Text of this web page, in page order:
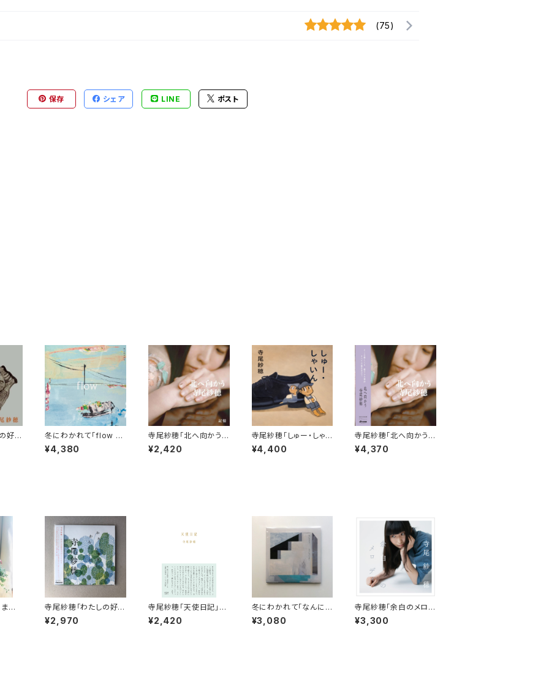
(75)
保存 シェア LINE ポスト
好き
冬にわかれて「flow 」
(レコード）初回生産限
定盤【LP】※完売御礼
¥4,380
寺尾紗穂「北へ向かう」
7inch【EP】
¥2,420
寺尾紗穂「しゅー・しゃい
ん」【LP】※完売御礼
¥4,400
寺尾紗穂「北へ向かう」
(レコード）完全限定生
産【LP】※完売御礼
¥4,370
か
寺尾紗穂「わたしの好き
なわらべうた２」【CD】
¥2,970
寺尾紗穂「天使日記」
【本】
¥2,420
冬にわかれて「なんにも
いらない」【CD】
¥3,080
寺尾紗穂「余白のメロデ
ィ」【CD】
¥3,300